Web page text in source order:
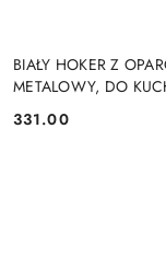
BIAŁY HOKER Z
METALOWY, DO
Cena:
331.00